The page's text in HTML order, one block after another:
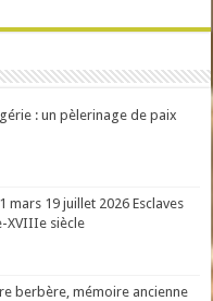
: un pèlerinage de paix
mars 19 juillet 2026 Esclaves
XVIIIe siècle
berbère, mémoire ancienne